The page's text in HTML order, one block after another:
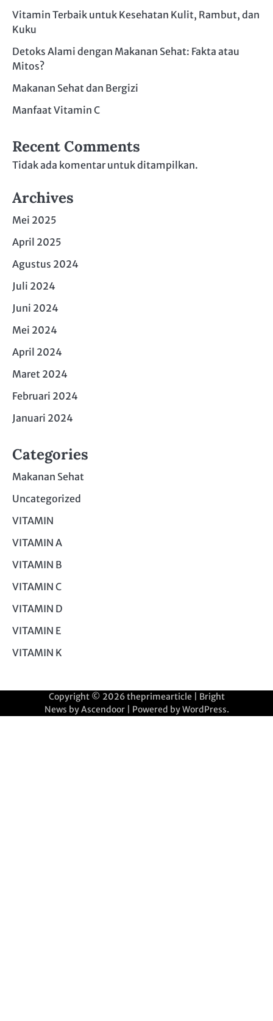
Vitamin Terbaik untuk Kesehatan Kulit, Rambut, dan
Kuku
Detoks Alami dengan Makanan Sehat: Fakta atau
Mitos?
Makanan Sehat dan Bergizi
Manfaat Vitamin C
Recent Comments
Tidak ada komentar untuk ditampilkan.
Archives
Mei 2025
April 2025
Agustus 2024
Juli 2024
Juni 2024
Mei 2024
April 2024
Maret 2024
Februari 2024
Januari 2024
Categories
Makanan Sehat
Uncategorized
VITAMIN
VITAMIN A
VITAMIN B
VITAMIN C
VITAMIN D
VITAMIN E
VITAMIN K
Copyright © 2026theprimearticle | Bright
News byAscendoor| Powered byWordPress.